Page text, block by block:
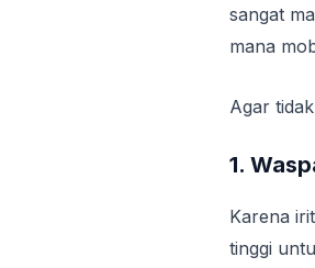
sangat
mana
Agar
1.
Karena
tinggi